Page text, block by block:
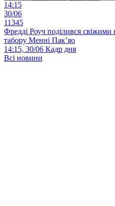
14:15
30/06
11345
Фредді Роуч поділився свіжими
табору Менні Пак’яо
14:15, 30/06 Кадр дня
Всі новини